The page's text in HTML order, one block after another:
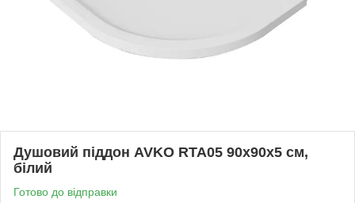
Душовий піддон AVKO RTA05 90x90x5 см,
білий
Готово до відправки